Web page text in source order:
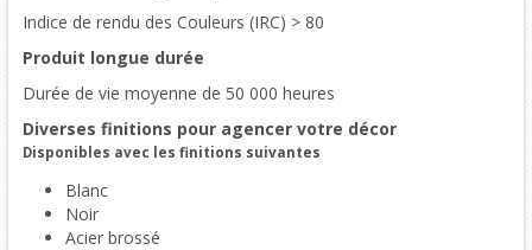
Indice de rendu des Couleurs (IRC) > 80
Produit longue durée
Durée de vie moyenne de 50 000 heures
Diverses finitions pour agencer votre décor
Disponibles avec les finitions suivantes
Blanc
Noir
Acier brossé